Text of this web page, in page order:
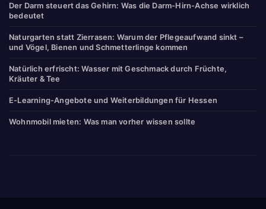
Der Darm steuert das Gehirn: Was die Darm-Hirn-Achse wirklich
bedeutet
Naturgarten statt Zierrasen: Warum der Pflegeaufwand sinkt –
und Vögel, Bienen und Schmetterlinge kommen
Natürlich erfrischt: Wasser mit Geschmack durch Früchte,
Kräuter & Tee
E-Learning-Angebote und Weiterbildungen für Hessen
Wohnmobil mieten: Was man vorher wissen sollte